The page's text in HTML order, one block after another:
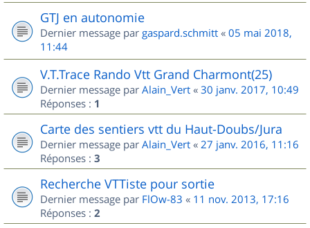
GTJ en autonomie
Dernier message par gaspard.schmitt « 05 mai 2018,
11:44
V.T.Trace Rando Vtt Grand Charmont(25)
Dernier message par Alain_Vert « 30 janv. 2017, 10:49
Réponses : 1
Carte des sentiers vtt du Haut-Doubs/Jura
Dernier message par Alain_Vert « 27 janv. 2016, 11:16
Réponses : 3
Recherche VTTiste pour sortie
Dernier message par FlOw-83 « 11 nov. 2013, 17:16
Réponses : 2